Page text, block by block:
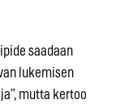
saadaan
lukemisen
mutta kertoo